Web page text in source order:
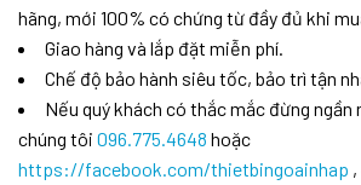
hãng, mới 100% có chứng từ đầy đủ khi
Giao hàng và lắp đặt miễn phí.
Chế độ bảo hành siêu tốc, bảo trì tận
Nếu quý khách có thắc mắc đừng ngần
chúng tôi 096.775.4648 hoặc
https://facebook.com/thietbingoainhap